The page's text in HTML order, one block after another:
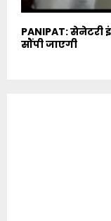
PANIPAT: सेनेटरी
सौंपी जाएगी